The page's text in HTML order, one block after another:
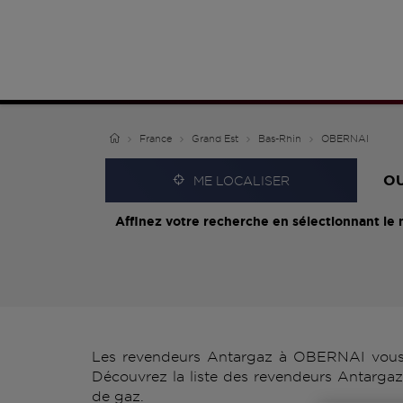
France Grand Est Bas-Rhin OBERNAI
ME LOCALISER
Affinez votre recherche en sélectionnant le
Les revendeurs Antargaz à OBERNAI
Découvrez la liste des revendeurs
de gaz.